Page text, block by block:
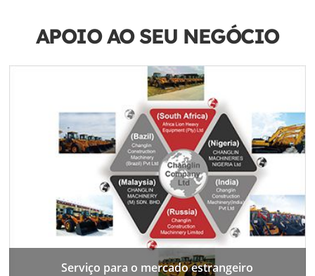
APOIO AO SEU NEGÓCIO
Serviço para o mercado estrangeiro